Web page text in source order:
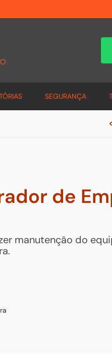
SEGURANÇA
de
manutenção do